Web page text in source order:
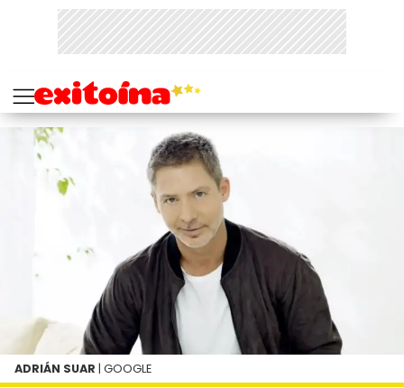
ADRIÁN SUAR | GOOGLE